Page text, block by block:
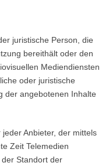
juristische Person, die
bereithält oder den
Mediendiensten
oder juristische
der angebotenen Inhalte
Anbieter, der mittels
Zeit Telemedien
Standort der